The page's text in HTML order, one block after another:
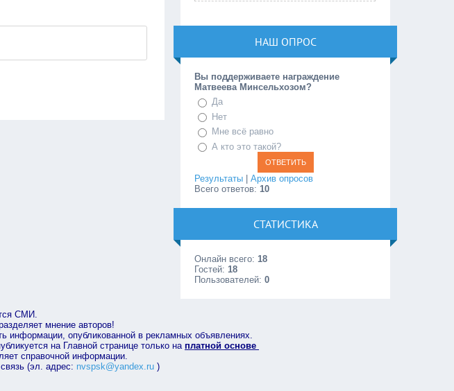
НАШ ОПРОС
Вы поддерживаете награждение
Матвеева Минсельхозом?
Да
Нет
Мне всё равно
А кто это такой?
Результаты |Архив опросов
Всего ответов:10
СТАТИСТИКА
Онлайн всего:18
Гостей:18
Пользователей:0
СМИ.
мнение авторов!
информации, опубликованной в рекламных объявлениях.
на Главной странице только на платной основе
справочной информации.
(эл. адрес: nvspsk@yandex.ru)